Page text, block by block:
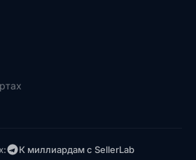
К миллиардам с SellerLab